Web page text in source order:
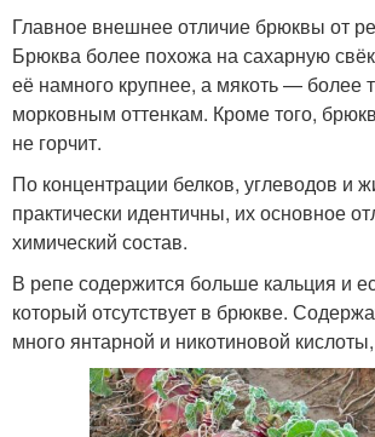
Главное внешнее отличие брюквы от
Брюква более похожа на сахарную
её намного крупнее, а мякоть — более
морковным оттенкам. Кроме того,
не горчит.
По концентрации белков, углеводов и
практически идентичны, их основное
химический состав.
В репе содержится больше кальция и
который отсутствует в брюкве.
много янтарной и никотиновой